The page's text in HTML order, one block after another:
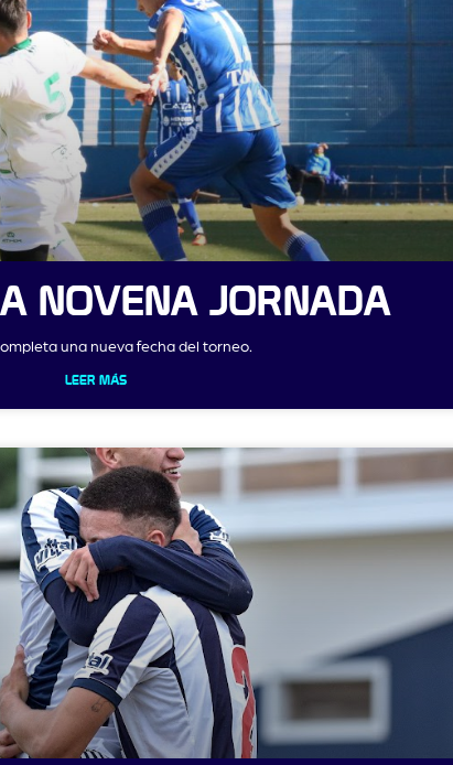
NOVENA JORNADA
una nueva fecha del torneo.
LEER MÁS